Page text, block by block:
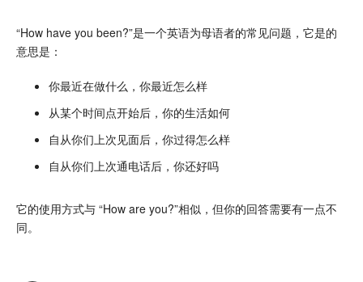
“How have you been?”是一个英语为母语者的常见问题，它是的
意思是：
你最近在做什么，你最近怎么样
从某个时间点开始后，你的生活如何
自从你们上次见面后，你过得怎么样
自从你们上次通电话后，你还好吗
它的使用方式与 “How are you?”相似，但你的回答需要有一点不
同。